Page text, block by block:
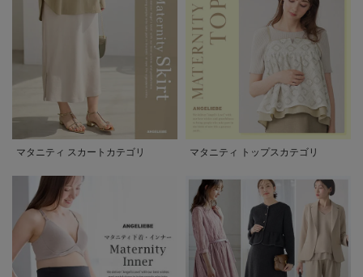
マタニティ スカートカテゴリ マタニティ トップスカテゴリ